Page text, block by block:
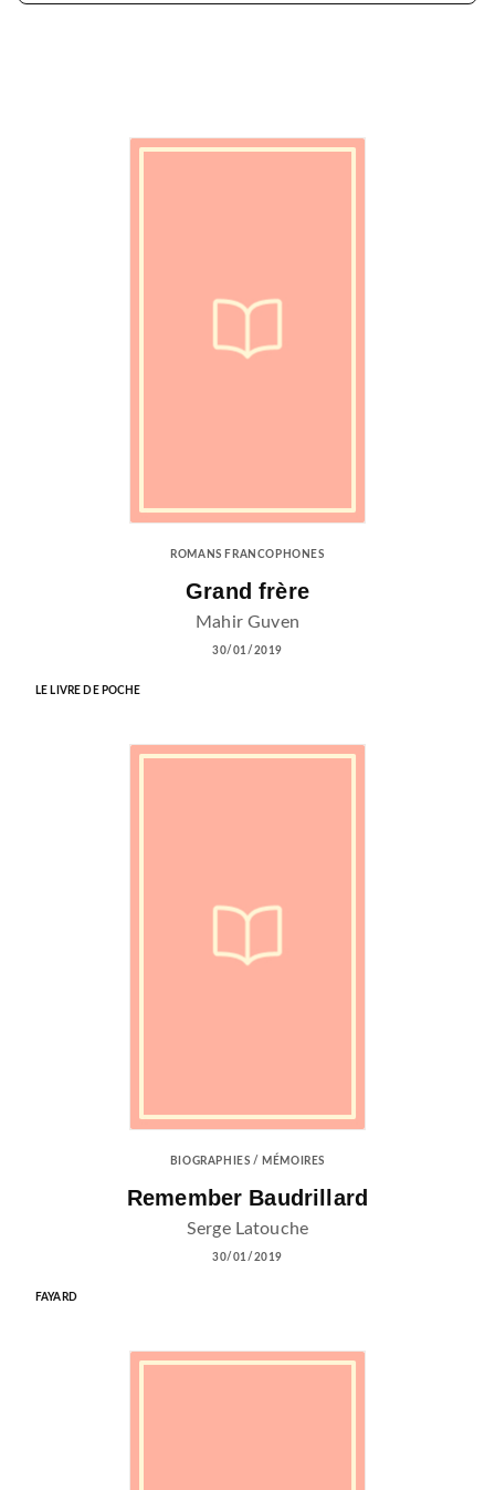
ROMANS FRANCOPHONES
Grand frère
Mahir Guven
30/01/2019
LE LIVRE DE POCHE
BIOGRAPHIES / MÉMOIRES
Remember Baudrillard
Serge Latouche
30/01/2019
FAYARD